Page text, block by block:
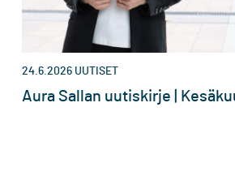
24.6.2026 UUTISET
Aura Sallan uutiskirje |